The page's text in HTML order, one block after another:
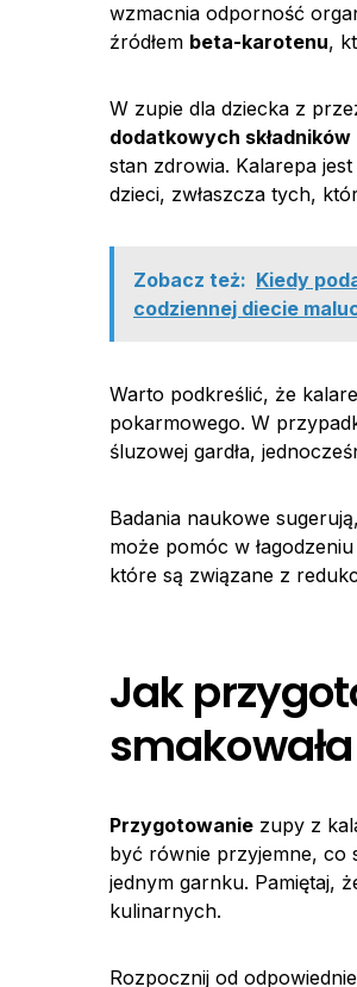
wzmacnia odporność
źródłem beta-karotenu,
W zupie dla dziecka z
dodatkowych
stan zdrowia. Kalarepa
dzieci, zwłaszcza tych,
Zobacz też: Kiedy
codziennej diecie
Warto podkreślić, że
pokarmowego. W
śluzowej gardła,
Badania naukowe
może pomóc w
które są związane z
Jak
Przygotowanie zupy z
być równie przyjemne, co
jednym garnku. Pamiętaj,
kulinarnych.
Rozpocznij od